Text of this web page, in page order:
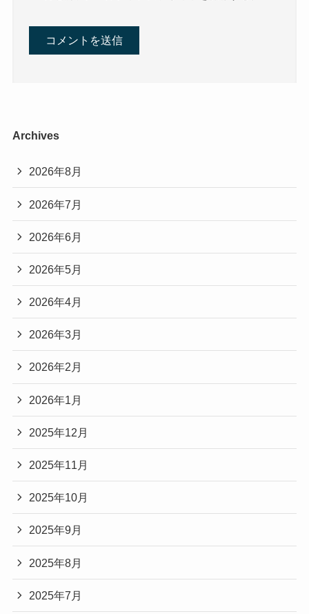
Archives
2026年8月
2026年7月
2026年6月
2026年5月
2026年4月
2026年3月
2026年2月
2026年1月
2025年12月
2025年11月
2025年10月
2025年9月
2025年8月
2025年7月